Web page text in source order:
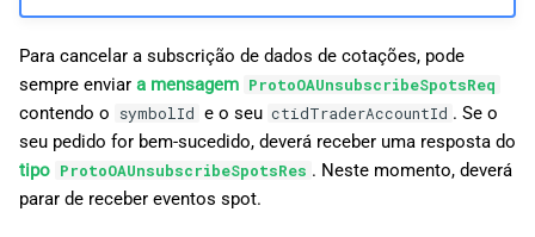
Para cancelar a subscrição de dados de cotações, pode
sempre enviar a mensagem ProtoOAUnsubscribeSpotsReq
contendo o symbolId e o seu ctidTraderAccountId . Se o
seu pedido for bem-sucedido, deverá receber uma resposta do
tipo ProtoOAUnsubscribeSpotsRes . Neste momento, deverá
parar de receber eventos spot.